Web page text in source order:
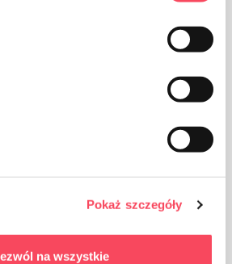
Pokaż szczegóły
na wszystkie
pro styk s potravinami, nemá vliv na
chuť a vůni jídla